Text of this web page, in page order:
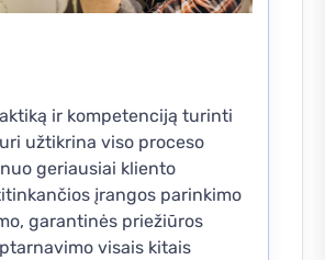
ir kompetenciją turinti
užtikrina viso proceso
geriausiai kliento
įrangos parinkimo
garantinės priežiūros
visais kitais